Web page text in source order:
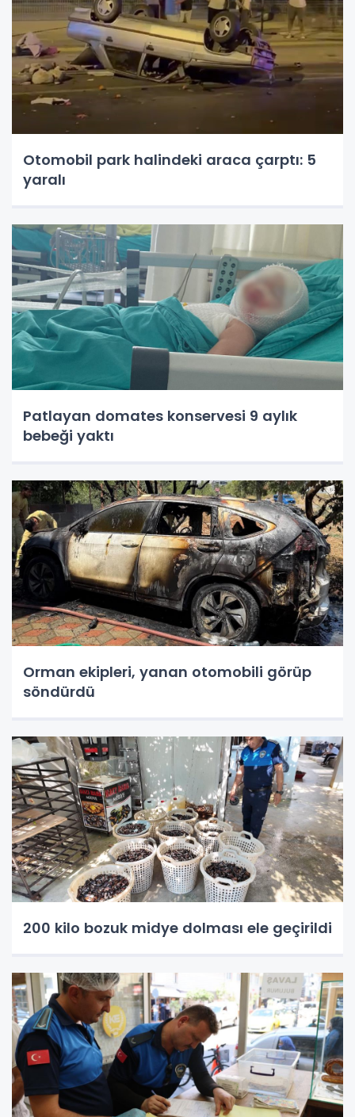
Otomobil park halindeki araca çarptı: 5
yaralı
Patlayan domates konservesi 9 aylık
bebeği yaktı
Orman ekipleri, yanan otomobili görüp
söndürdü
200 kilo bozuk midye dolması ele geçirildi